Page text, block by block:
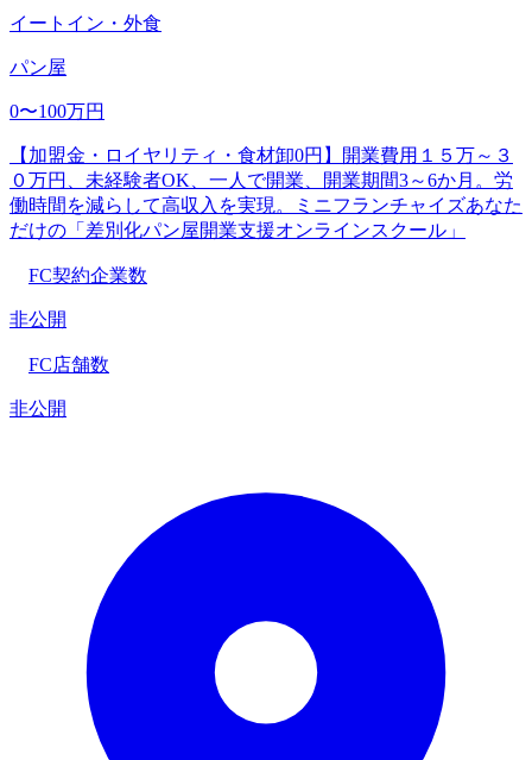
イートイン・外食
パン屋
0〜100万円
【加盟金・ロイヤリティ・食材卸0円】開業費用１５万～３
０万円、未経験者OK、一人で開業、開業期間3～6か月。労
働時間を減らして高収入を実現。ミニフランチャイズあなた
だけの「差別化パン屋開業支援オンラインスクール」
FC契約企業数
非公開
FC店舗数
非公開